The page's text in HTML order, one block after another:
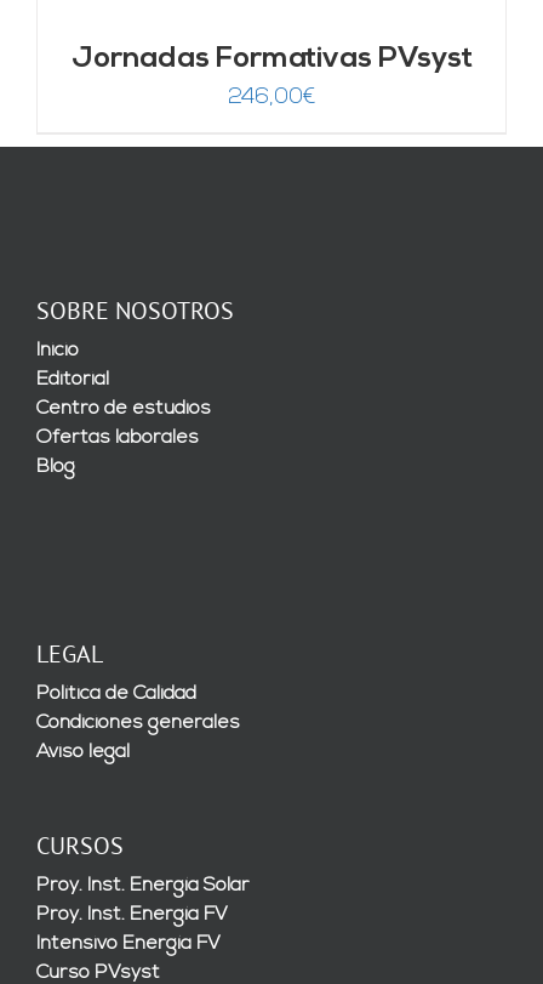
Jornadas Formativas PVsyst
246,00€
SOBRE NOSOTROS
Inicio
Editorial
Centro de estudios
Ofertas laborales
Blog
LEGAL
Política de Calidad
Condiciones generales
Aviso legal
CURSOS
Proy. Inst. Energía Solar
Proy. Inst. Energía FV
Intensivo Energía FV
Curso PVsyst